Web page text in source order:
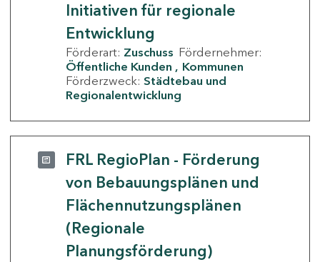
Initiativen für regionale
Entwicklung
Förderart: Zuschuss Fördernehmer:
Öffentliche Kunden
Kommunen
Förderzweck: Städtebau und
Regionalentwicklung
FRL RegioPlan - Förderung
von Bebauungsplänen und
Flächennutzungsplänen
(Regionale
Planungsförderung)